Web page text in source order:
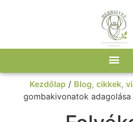
Kezdőlap/ Blog, cikkek,
gombakivonatok